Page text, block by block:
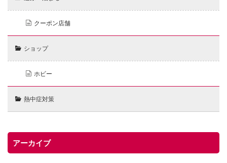
クーポン店舗
ショップ
ホビー
熱中症対策
アーカイブ